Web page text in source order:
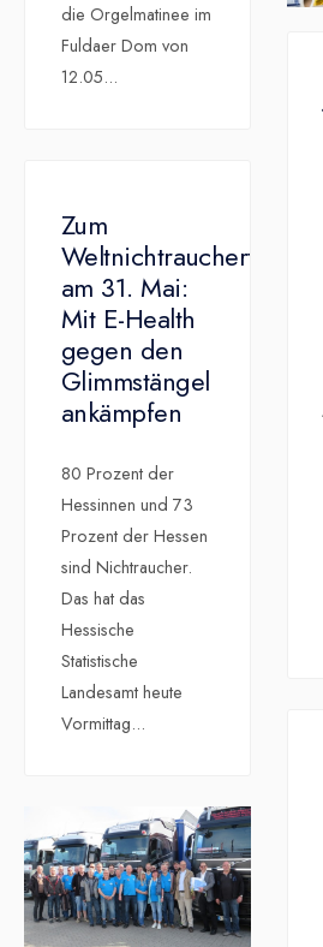
die Orgelmatinee im
Fuldaer Dom von
12.05...
Zum
Weltnichtrauchertag
am 31. Mai:
Mit E-Health
gegen den
Glimmstängel
ankämpfen
80 Prozent der
Hessinnen und 73
Prozent der Hessen
sind Nichtraucher.
Das hat das
Hessische
Statistische
Landesamt heute
Vormittag...